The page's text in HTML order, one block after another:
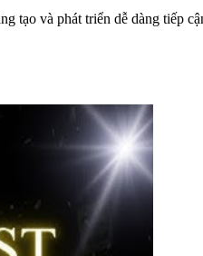
tạo và phát triển dễ dàng tiếp